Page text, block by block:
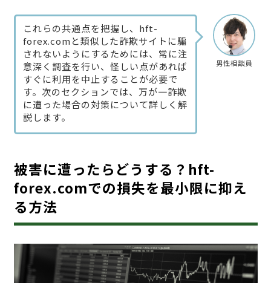
男性相談員
これらの共通点を把握し、hft-
forex.comと類似した詐欺サイトに騙
されないようにするためには、常に注
意深く調査を行い、怪しい点があれば
すぐに利用を中止することが必要で
す。次のセクションでは、万が一詐欺
に遭った場合の対策について詳しく解
説します。
被害に遭ったらどうする？hft-
forex.comでの損失を最小限に抑え
る方法